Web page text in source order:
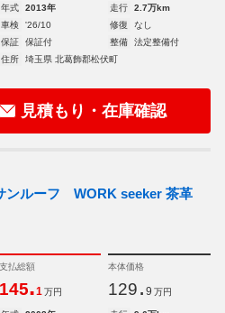
年式 2013年 走行
2.7万km
車検
'26/10 修復
なし
保証
保証付 整備
法定整備付
住所
埼玉県 北葛飾郡松伏町
見積もり・在庫確認
ンルーフ WORK seeker 茶革
支払総額
145.1 万円
本体価格
129. 9 万円